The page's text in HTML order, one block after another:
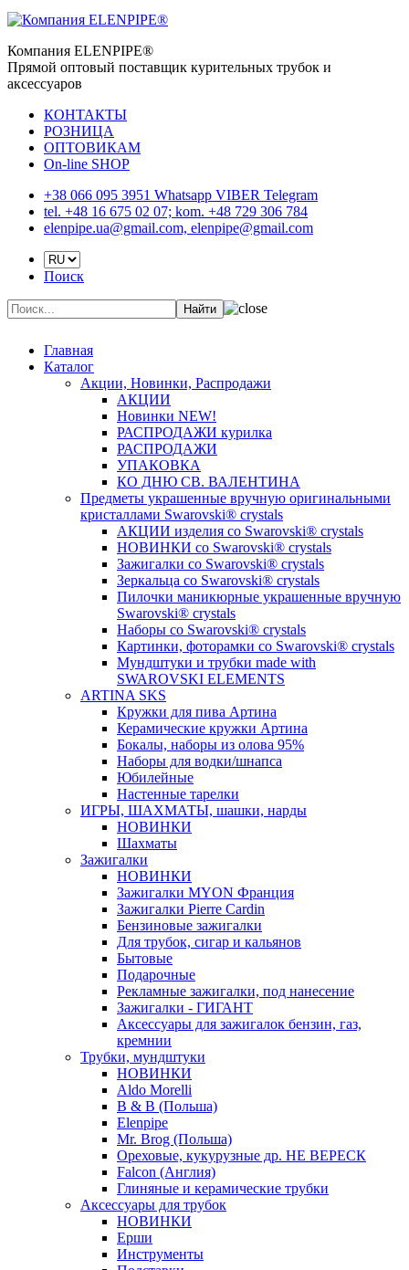
Компания ELENPIPE®
Прямой оптовый поставщик курительных трубок и
аксессуаров
КОНТАКТЫ
РОЗНИЦА
ОПТОВИКАМ
On-line SHOP
+38 066 095 3951 Whatsapp VIBER Telegram
tel. +48 16 675 02 07; kom. +48 729 306 784
elenpipe.ua@gmail.com, elenpipe@gmail.com
Поиск
Найти
Главная
Каталог
Акции, Новинки, Распродажи
АКЦИИ
Новинки NEW!
РАСПРОДАЖИ курилка
РАСПРОДАЖИ
УПАКОВКА
КО ДНЮ СВ. ВАЛЕНТИНА
Предметы украшенные вручную оригинальными
кристаллами Swarovski® crystals
АКЦИИ изделия со Swarovski® crystals
НОВИНКИ со Swarovski® crystals
Зажигалки со Swarovski® crystals
Зеркальца со Swarovski® crystals
Пилочки маникюрные украшенные вручную
Swarovski® crystals
Наборы со Swarovski® crystals
Картинки, фоторамки со Swarovski® crystals
Мундштуки и трубки made with
SWAROVSKI ELEMENTS
ARTINA SKS
Кружки для пива Артина
Керамические кружки Артина
Бокалы, наборы из олова 95%
Наборы для водки/шнапса
Юбилейные
Настенные тарелки
ИГРЫ, ШАХМАТЫ, шашки, нарды
НОВИНКИ
Шахматы
Зажигалки
НОВИНКИ
Зажигалки MYON Франция
Зажигалки Pierre Cardin
Бензиновые зажигалки
Для трубок, сигар и кальянов
Бытовые
Подарочные
Рекламные зажигалки, под нанесение
Зажигалки - ГИГАНТ
Аксессуары для зажигалок бензин, газ,
кремнии
Трубки, мундштуки
НОВИНКИ
Aldo Morelli
B & B (Польша)
Elenpipe
Mr. Brog (Польша)
Ореховые, кукурузные др. НЕ ВЕРЕСК
Falcon (Англия)
Глиняные и керамические трубки
Аксессуары для трубок
НОВИНКИ
Ерши
Инструменты